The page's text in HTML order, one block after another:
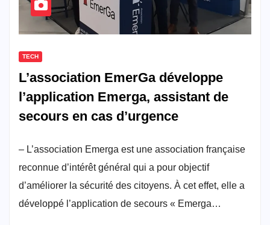
TECH
L’association EmerGa développe
l’application Emerga, assistant de
secours en cas d’urgence
– L’association Emerga est une association française
reconnue d’intérêt général qui a pour objectif
d’améliorer la sécurité des citoyens. À cet effet, elle a
développé l’application de secours « Emerga…